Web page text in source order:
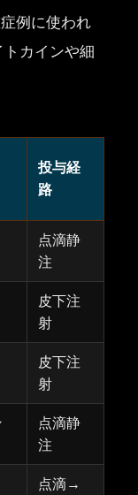
例に使われ
カインや細
投与経
路
点滴静
注
皮下注
射
皮下注
射
点滴静
注
点滴→